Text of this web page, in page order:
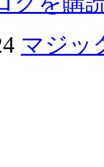
マジッ